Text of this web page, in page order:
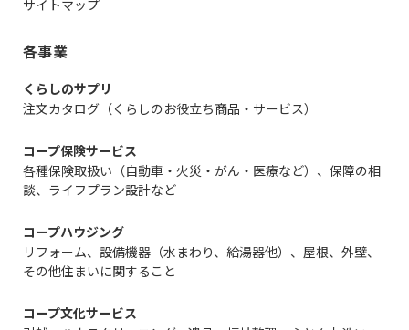
サイトマップ
各事業
くらしのサプリ
注文カタログ（くらしのお役立ち商品・サービス）
コープ保険サービス
各種保険取扱い（自動車・火災・がん・医療など）、保障の相
談、ライフプラン設計など
コープハウジング
リフォーム、設備機器（水まわり、給湯器他）、屋根、外壁、
その他住まいに関すること
コープ文化サービス